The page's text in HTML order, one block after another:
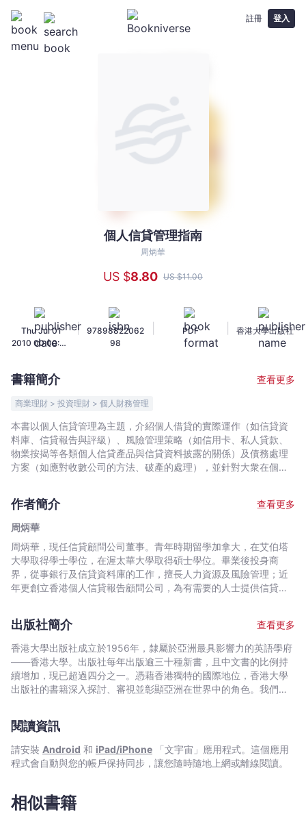
註冊 登入
周
炳
-
文
宇
｜
個人信貸管理指南
周炳華
US $8.80 US $11.00
Thu Jul 01
2010 00:00:00
Universal
|
97898822062
98
PDF 香港大學出版社
書籍簡介 查看更多
商業理財 > 投資理財 > 個人財務管理
本書以個人信貸管理為主題，介紹個人借貸的實際運作（如信貸資
料庫、信貸報告與評級）、風險管理策略（如信用卡、私人貸款、
物業按揭等各類個人信貸產品與信貸資料披露的關係）及債務處理
方案（如應對收數公司的方法、破產的處理），並針對大衆在個人
人貸款），在信貸資料庫中擁有自己的信貸報告；他們將從本書吸
收關於信貸相關的有用知識。對於銀行、信貸行業的從業員，本書
也是一本理想的參考書。
作者簡介
查看更多
周炳華
周炳華，現任信貸顧問公司董事。青年時期留學加拿大，在艾伯塔
大學取得學士學位，在渥太華大學取得碩士學位。畢業後投身商
界，從事銀行及信貸資料庫的工作，擅長人力資源及風險管理；近
年更創立香港個人信貸報告顧問公司，為有需要的人士提供信貸專
座談會嘉賓，通過經驗分享，加深香港市民對信貸問題的認識、幫
助市民保障自身信貸方面的利益。
出版社簡介
查看更多
香港大學出版社成立於1956年，隸屬於亞洲最具影響力的英語學府
——香港大學。出版社每年出版逾三十種新書，且中文書的比例持
續增加，現已超過四分之一。憑藉香港獨特的國際地位，香港大學
出版社的書籍深入探討、審視並彰顯亞洲在世界中的角色。我們在
閱讀資訊
請安裝 Android 和 iPad/iPhone 「文宇宙」應用程式。這個應用
程式會自動與您的帳戶保持同步，讓您隨時隨地上網或離線閱讀。
相似書籍